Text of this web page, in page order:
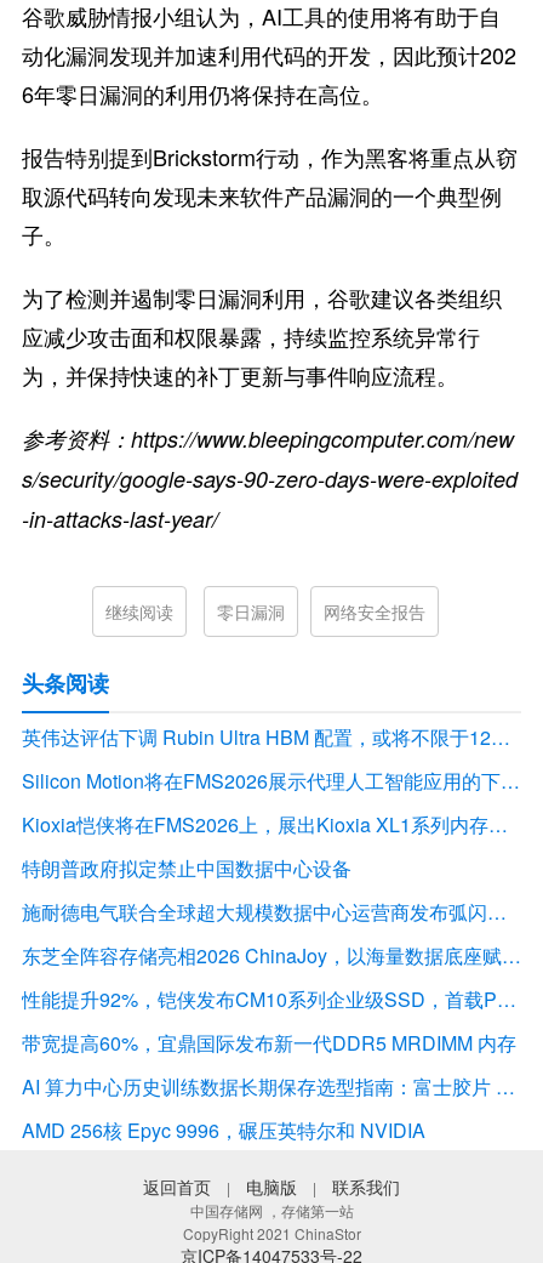
谷歌威胁情报小组认为，AI工具的使用将有助于自
动化漏洞发现并加速利用代码的开发，因此预计202
6年零日漏洞的利用仍将保持在高位。
报告特别提到Brickstorm行动，作为黑客将重点从窃
取源代码转向发现未来软件产品漏洞的一个典型例
子。
为了检测并遏制零日漏洞利用，谷歌建议各类组织
应减少攻击面和权限暴露，持续监控系统异常行
为，并保持快速的补丁更新与事件响应流程。
参考资料：https://www.bleepingcomputer.com/new
s/security/google-says-90-zero-days-were-exploited
-in-attacks-last-year/
继续阅读 零日漏洞 网络安全报告
头条阅读
英伟达评估下调 Rubin Ultra HBM 配置，或将不限于12Hi HBM4E
Silicon Motion将在FMS2026展示代理人工智能应用的下一代存储解决方案
Kioxia恺侠将在FMS2026上，展出Kioxia XL1系列内存扩展模块
特朗普政府拟定禁止中国数据中心设备
施耐德电气联合全球超大规模数据中心运营商发布弧闪风险评估报告
东芝全阵容存储亮相2026 ChinaJoy，以海量数据底座赋能“与AI同游”新体验
性能提升92%，铠侠发布CM10系列企业级SSD，首载PCIe 6.0接口
带宽提高60%，宜鼎国际发布新一代DDR5 MRDIMM 内存
AI 算力中心历史训练数据长期保存选型指南：富士胶片 LTO 磁带解决方案深度解析
AMD 256核 Epyc 9996，碾压英特尔和 NVIDIA
返回首页 | 电脑版 | 联系我们
中国存储网 ，存储第一站
CopyRight 2021 ChinaStor
京ICP备14047533号-22